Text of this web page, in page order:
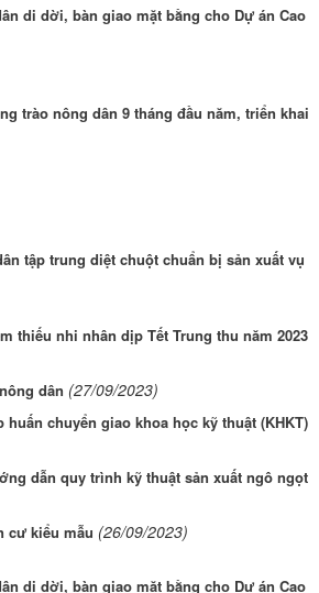
di dời, bàn giao mặt bằng cho Dự án Cao
trào nông dân 9 tháng đầu năm, triển khai
tập trung diệt chuột chuẩn bị sản xuất vụ
thiếu nhi nhân dịp Tết Trung thu năm 2023
dân (27/09/2023)
chuyển giao khoa học kỹ thuật (KHKT)
dẫn quy trình kỹ thuật sản xuất ngô ngọt
cư kiểu mẫu (26/09/2023)
di dời, bàn giao mặt bằng cho Dự án Cao